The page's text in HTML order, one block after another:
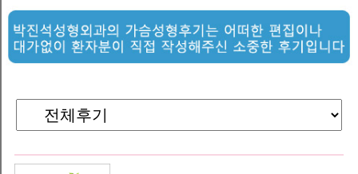
인
상
담
화